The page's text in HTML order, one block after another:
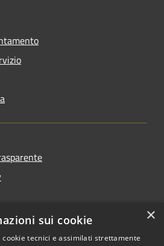
×
sui cookie
tecnici e assimilati strettamente